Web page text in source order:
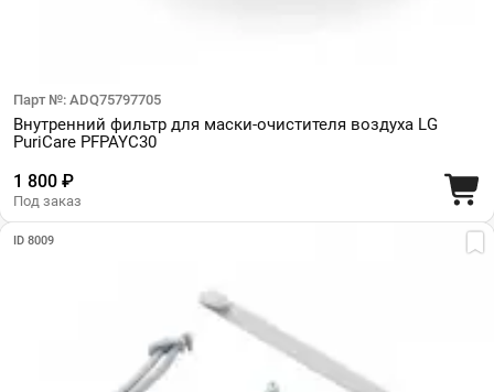
Парт №: ADQ75797705
Внутренний фильтр для маски-очистителя воздуха LG
PuriCare PFPAYC30
1 800 ₽
Под заказ
ID 8009